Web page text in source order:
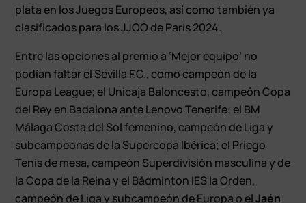
plata en los Juegos Europeos, así como también ya
clasificados para los JJOO de París 2024.
Entre las opciones al premio a ‘Mejor equipo’ no
podían faltar el Sevilla F.C., como campeón de la
Europa League; el Unicaja Baloncesto, campeón Copa
del Rey en Badalona ante Lenovo Tenerife; el BM
Málaga Costa del Sol femenino, campeón de Liga y
subcampeonas de la Supercopa Ibérica; el Priego
Tenis de mesa, campeón Superdivisión masculina y de
la Copa de la Reina y el Bádminton IES la Orden,
campeón de Liga y subcampeón de Europa o elJaén